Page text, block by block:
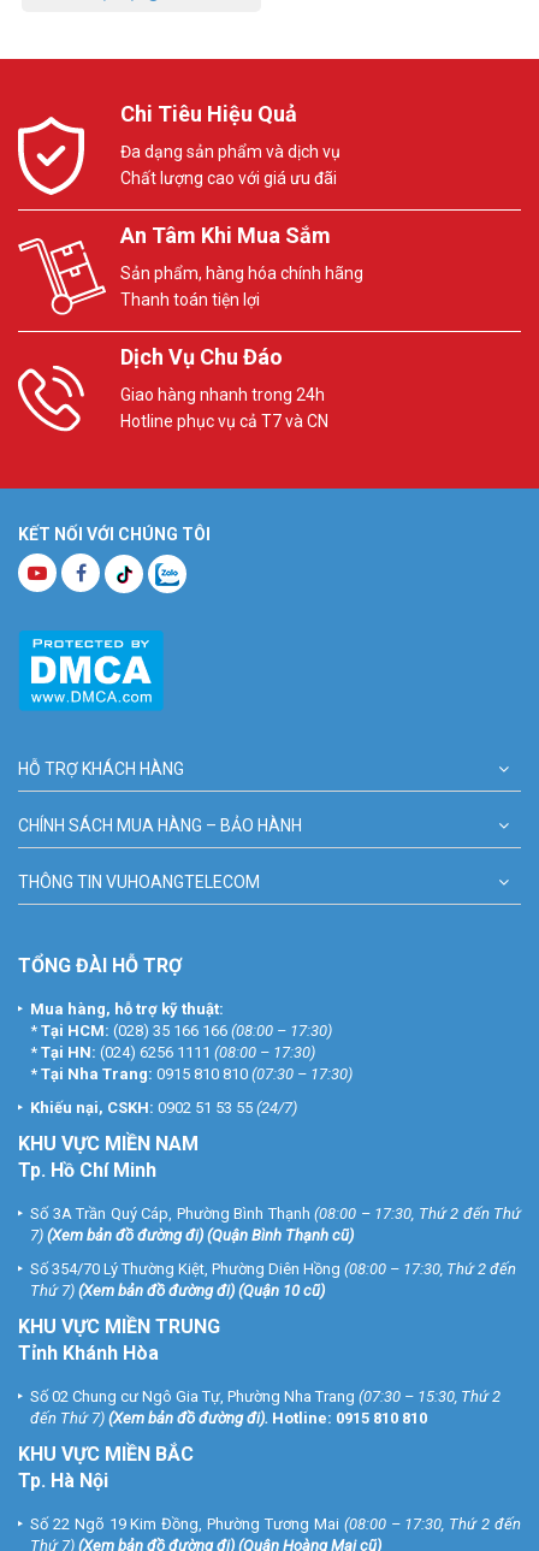
Chi Tiêu Hiệu Quả
Đa dạng sản phẩm và dịch vụ
Chất lượng cao với giá ưu đãi
An Tâm Khi Mua Sắm
Sản phẩm, hàng hóa chính hãng
Thanh toán tiện lợi
Dịch Vụ Chu Đáo
Giao hàng nhanh trong 24h
Hotline phục vụ cả T7 và CN
KẾT NỐI VỚI CHÚNG TÔI
HỖ TRỢ KHÁCH HÀNG
CHÍNH SÁCH MUA HÀNG – BẢO HÀNH
THÔNG TIN VUHOANGTELECOM
TỔNG ĐÀI HỖ TRỢ
Mua hàng, hỗ trợ kỹ thuật:
* Tại HCM: (028) 35 166 166 (08:00 – 17:30)
* Tại HN: (024) 6256 1111 (08:00 – 17:30)
* Tại Nha Trang: 0915 810 810 (07:30 – 17:30)
Khiếu nại, CSKH: 0902 51 53 55 (24/7)
KHU VỰC MIỀN NAM
Tp. Hồ Chí Minh
Số 3A Trần Quý Cáp, Phường Bình Thạnh (08:00 – 17:30, Thứ 2 đến Thứ
7) (Xem bản đồ đường đi) (Quận Bình Thạnh cũ)
Số 354/70 Lý Thường Kiệt, Phường Diên Hồng (08:00 – 17:30, Thứ 2 đến
Thứ 7) (Xem bản đồ đường đi) (Quận 10 cũ)
KHU VỰC MIỀN TRUNG
Tỉnh Khánh Hòa
Số 02 Chung cư Ngô Gia Tự, Phường Nha Trang (07:30 – 15:30, Thứ 2
đến Thứ 7) (Xem bản đồ đường đi). Hotline: 0915 810 810
KHU VỰC MIỀN BẮC
Tp. Hà Nội
Số 22 Ngõ 19 Kim Đồng, Phường Tương Mai (08:00 – 17:30, Thứ 2 đến
Thứ 7) (Xem bản đồ đường đi) (Quận Hoàng Mai cũ)